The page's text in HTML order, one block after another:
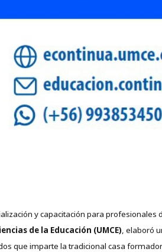
y capacitación para profesionales
de la Educación (UMCE), elaboró
que imparte la tradicional casa